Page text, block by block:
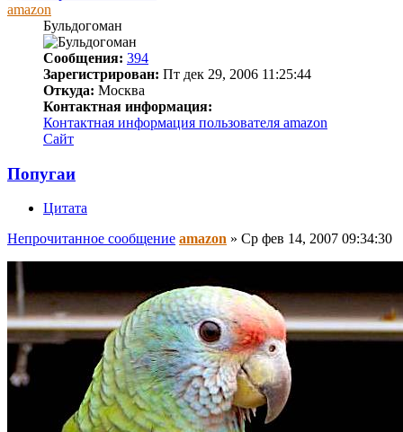
amazon
Бульдогоман
Сообщения: 394
Зарегистрирован: Пт дек 29, 2006 11:25:44
Откуда: Москва
Контактная информация:
Контактная информация пользователя amazon
Сайт
Попугаи
Цитата
Непрочитанное сообщение amazon » Ср фев 14, 2007 09:34:30